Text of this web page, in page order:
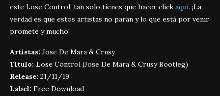
este Lose Control, tan solo tienes que hacer click aquí. ¡La
verdad es que estos artistas no paran y lo que está por venir
promete y mucho!
Artistas: Jose De Mara & Crusy
Título: Lose Control (Jose De Mara & Crusy Bootleg)
Release: 21/11/19
Label: Free Download